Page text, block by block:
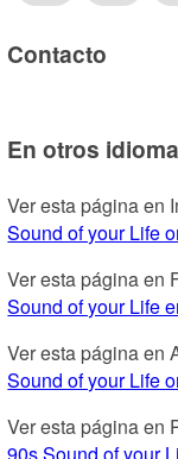
Contacto
En otros
Ver esta página en
Sound of your Life
Ver esta página en
Sound of your Life
Ver esta página en
Sound of your Life
Ver esta página en
90s Sound of your